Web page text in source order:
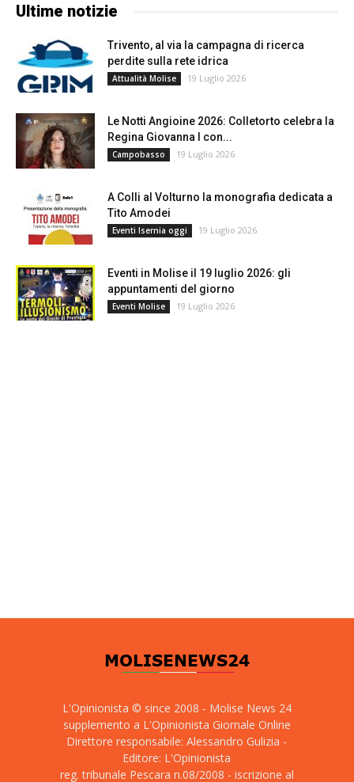
Ultime notizie
Trivento, al via la campagna di ricerca
perdite sulla rete idrica
Attualità Molise 19 Luglio 2026
Le Notti Angioine 2026: Colletorto celebra la
Regina Giovanna I con...
Campobasso 19 Luglio 2026
A Colli al Volturno la monografia dedicata a
Tito Amodei
Eventi Isernia oggi 19 Luglio 2026
Eventi in Molise il 19 luglio 2026: gli
appuntamenti del giorno
Eventi Molise 19 Luglio 2026
L'Opinionista © since 2008 - Molise News 24
supplemento a L'Opinionista Giornale Online
Direttore responsabile: Alessandro Gulizia -
Editore: L'Opinionista
reg. tribunale Pescara n.08/2008 - iscrizione al